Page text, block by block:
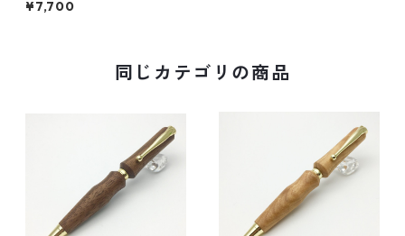
TWD1601
¥7,700
同じカテゴリの商品